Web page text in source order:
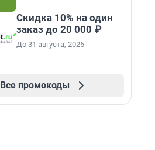
Скидка 10% на один
заказ до 20 000 ₽
До 31 августа, 2026
Все промокоды